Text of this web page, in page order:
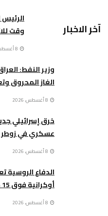
آخر الاخبار
الرئيس
وقت
وزير النفط:
الغاز المحروق
خرق إسرائيلي
عسكري في زوطر
أوكرانية فوق 15 منطقة ومياه بحر آزوف